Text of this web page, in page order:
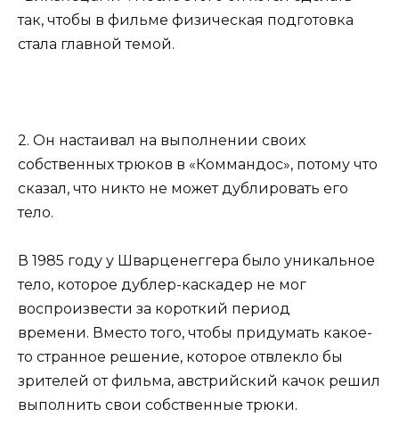
так, чтобы в фильме физическая подготовка
стала главной темой.
2. Он настаивал на выполнении своих
собственных трюков в «Коммандос», потому что
сказал, что никто не может дублировать его
тело.
В 1985 году у Шварценеггера было уникальное
тело, которое дублер-каскадер не мог
воспроизвести за короткий период
времени. Вместо того, чтобы придумать какое-
то странное решение, которое отвлекло бы
зрителей от фильма, австрийский качок решил
выполнить свои собственные трюки.